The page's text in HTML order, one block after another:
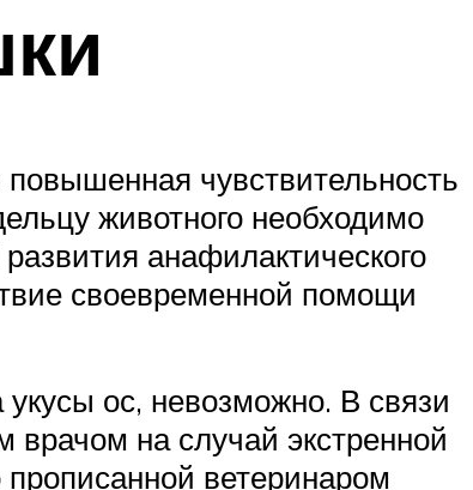
чувствительность
животного необходимо
анафилактического
своевременной помощи
ос, невозможно. В связи
врачом на случай экстренной
ветеринаром